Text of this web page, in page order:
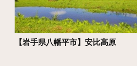
【岩手県八幡平市】安比高原